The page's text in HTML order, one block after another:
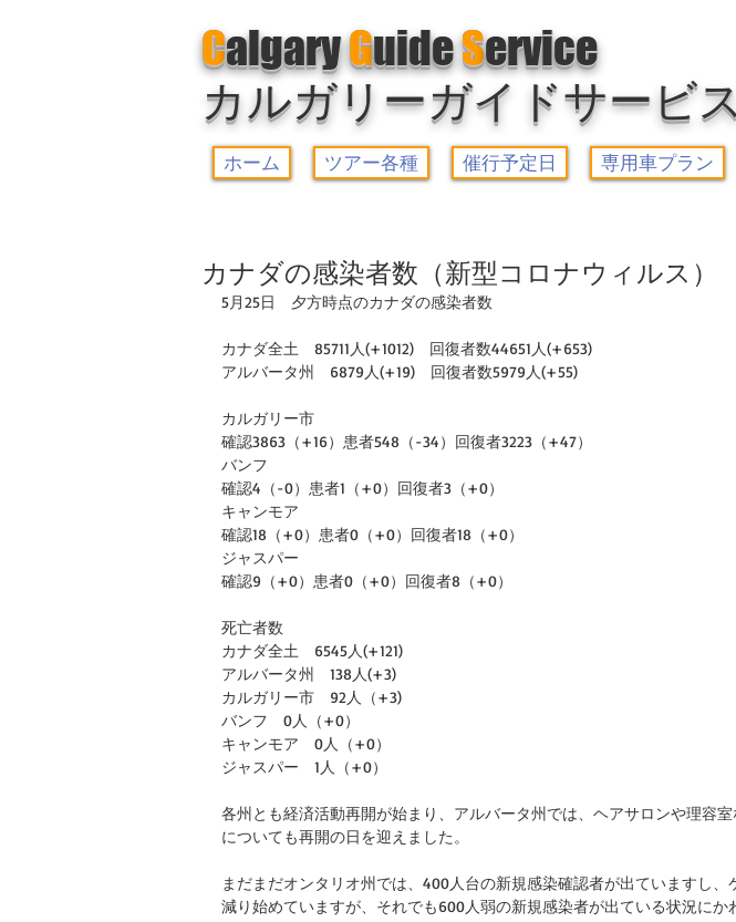
CalgaryGuideService
カルガリーガイドサービス
ホーム ツアー各種 催行予定日 専用車プラン
カナダの感染者数（新型コロナウィルス
5月25日　夕方時点のカナダの感染者数
カナダ全土　85711人(+1012)　回復者数44651人(+653)
アルバータ州　6879人(+19)　回復者数5979人(+55)
カルガリー市
確認3863（+16）患者548（-34）回復者3223（+47）
バンフ
確認4（-0）患者1（+0）回復者3（+0）
キャンモア
確認18（+0）患者0（+0）回復者18（+0）
ジャスパー
確認9（+0）患者0（+0）回復者8（+0）
死亡者数
カナダ全土　6545人(+121)
アルバータ州　138人(+3)
カルガリー市　92人（+3)
バンフ　0人（+0）
キャンモア　0人（+0）
ジャスパー　1人（+0）
各州とも経済活動再開が始まり、アルバータ州では、ヘアサロンや理容
についても再開の日を迎えました。
まだまだオンタリオ州では、400人台の新規感染確認者が出ていますし、
減り始めていますが、それでも600人弱の新規感染者が出ている状況にか